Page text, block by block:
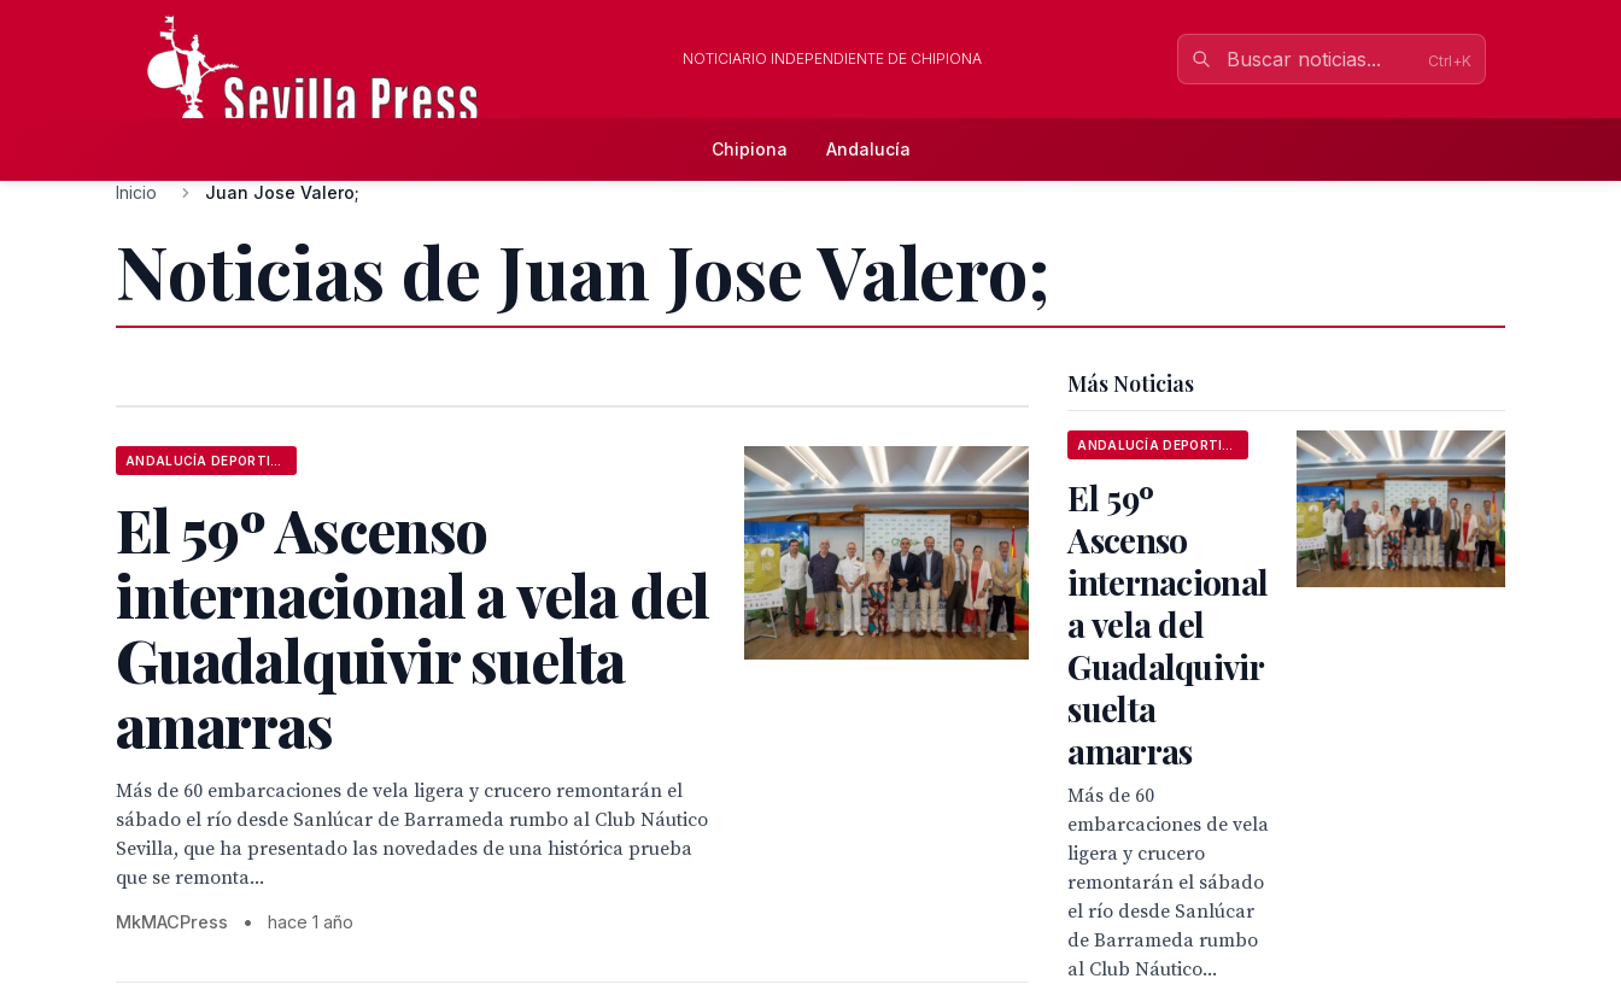
NOTICIARIO INDEPENDIENTE DE CHIPIONA Ctrl+K
Chipiona Andalucía
Inicio Juan Jose Valero;
Noticias de Juan Jose Valero;
El 59º Ascenso
internacional a vela del
Guadalquivir suelta
amarras
Más de 60 embarcaciones de vela ligera y crucero remontarán el
sábado el río desde Sanlúcar de Barrameda rumbo al Club Náutico
Sevilla, que ha presentado las novedades de una histórica prueba
que se remonta...
MkMACPress • hace 1 año
Más Noticias
El 59º
Ascenso
internacional
a vela del
Guadalquivir
suelta
amarras
Más de 60
embarcaciones de vela
ligera y crucero
remontarán el sábado
el río desde Sanlúcar
de Barrameda rumbo
al Club Náutico...